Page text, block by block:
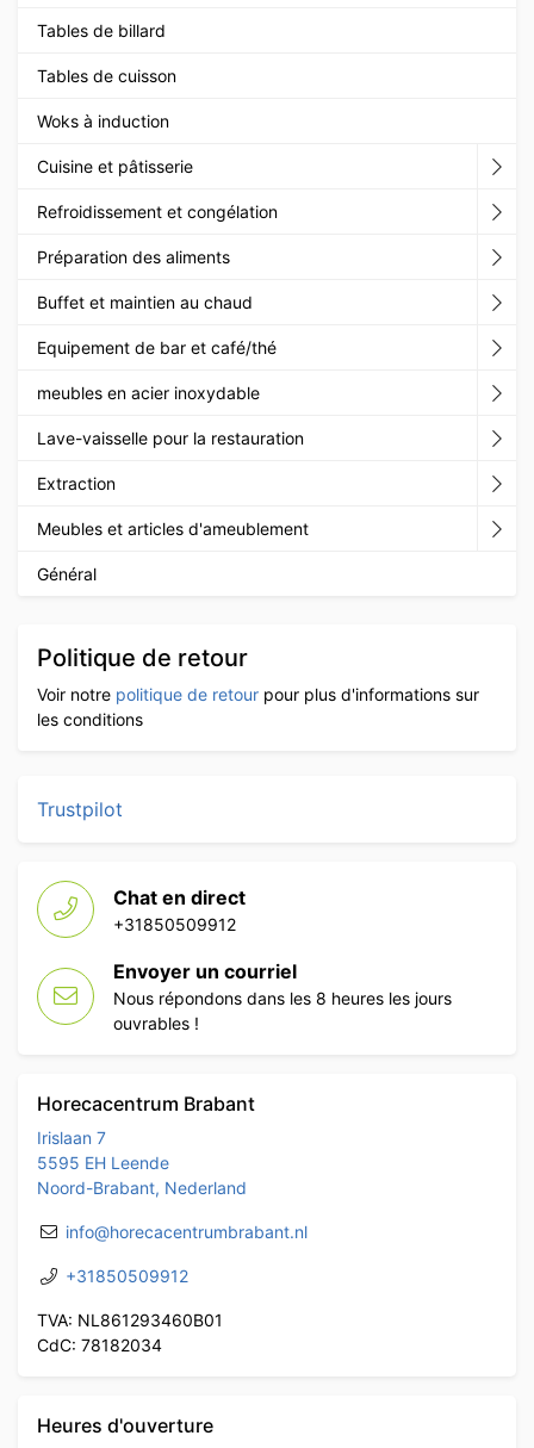
Tables de billard
Tables de cuisson
Woks à induction
Cuisine et pâtisserie
Refroidissement et congélation
Préparation des aliments
Buffet et maintien au chaud
Equipement de bar et café/thé
meubles en acier inoxydable
Lave-vaisselle pour la restauration
Extraction
Meubles et articles d'ameublement
Général
Politique de retour
Voir notre politique de retour pour plus d'informations sur
les conditions
Trustpilot
Chat en direct
+31850509912
Envoyer un courriel
Nous répondons dans les 8 heures les jours
ouvrables !
Horecacentrum Brabant
Irislaan 7
5595 EH Leende
Noord-Brabant, Nederland
info@horecacentrumbrabant.nl
+31850509912
TVA: NL861293460B01
CdC: 78182034
Heures d'ouverture